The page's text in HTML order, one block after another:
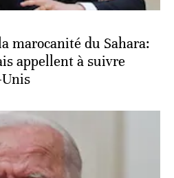
marocanité du Sahara:
appellent à suivre
Unis